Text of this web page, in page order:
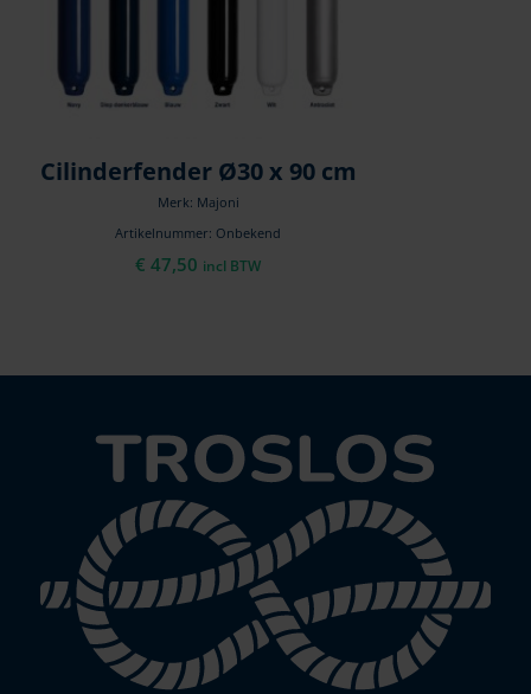
Cilinderfender Ø30 x 90 cm
Merk: Majoni
Artikelnummer: Onbekend
€ 47,50 incl BTW